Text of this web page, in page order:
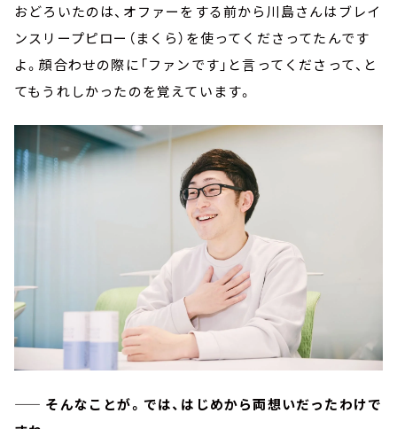
おどろいたのは、オファーをする前から川島さんはブレイ
ンスリープピロー（まくら）を使ってくださってたんです
よ。顔合わせの際に「ファンです」と言ってくださって、と
てもうれしかったのを覚えています。
—— そんなことが。では、はじめから両想いだったわけで